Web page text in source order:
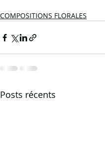
COMPOSITIONS FLORALES
Posts récents